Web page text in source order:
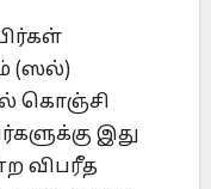
(ஸல்)
கொஞ்சி
இது
விபரீத